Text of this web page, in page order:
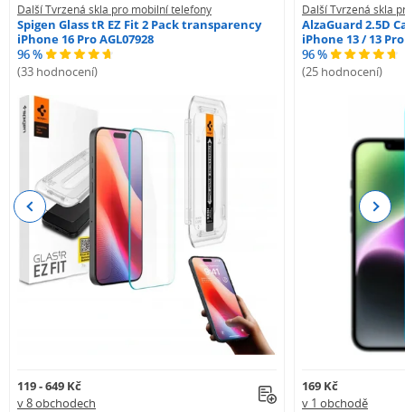
Další Tvrzená skla pro mobilní telefony
Spigen Glass tR EZ Fit 2 Pack transparency
iPhone 16 Pro AGL07928
96 %
(33 hodnocení)
119 - 649 Kč
v 8 obchodech
Další Tvrzená skla
AlzaGuard 2.5D
iPhone 13 / 13 Pro
96 %
(25 hodnocení)
169 Kč
v 1 obchodě
Previous Next